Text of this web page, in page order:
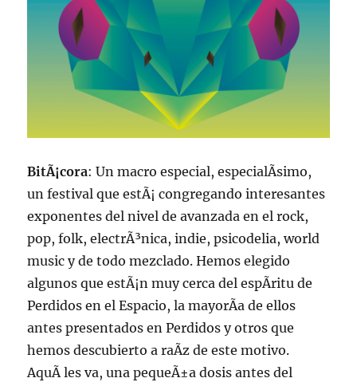
BitÃ¡cora: Un macro especial, especialÃ­simo,
un festival que estÃ¡ congregando interesantes
exponentes del nivel de avanzada en el rock,
pop, folk, electrÃ³nica, indie, psicodelia, world
music y de todo mezclado. Hemos elegido
algunos que estÃ¡n muy cerca del espÃ­ritu de
Perdidos en el Espacio, la mayorÃ­a de ellos
antes presentados en Perdidos y otros que
hemos descubierto a raÃ­z de este motivo.
AquÃ­ les va, una pequeÃ±a dosis antes del